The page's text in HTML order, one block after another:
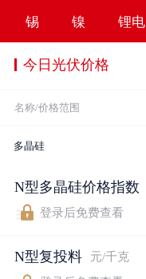
锡 镍 锂电
今日光伏价格
名称/价格范围
多晶硅
N型多晶硅价格指数
登录后免费查看
N型复投料 元/千克